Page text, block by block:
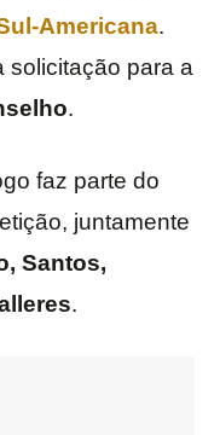
Americana.
solicitação para a
.
faz parte do
juntamente
Santos,
.